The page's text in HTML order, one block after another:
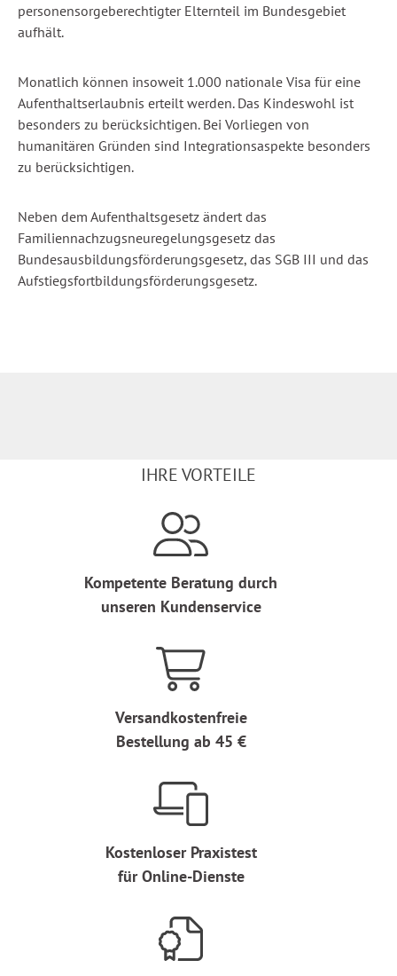
personensorgeberechtigter Elternteil im Bundesgebiet
aufhält.
Monatlich können insoweit 1.000 nationale Visa für eine
Aufenthaltserlaubnis erteilt werden. Das Kindeswohl ist
besonders zu berücksichtigen. Bei Vorliegen von
humanitären Gründen sind Integrationsaspekte besonders
zu berücksichtigen.
Neben dem Aufenthaltsgesetz ändert das
Familiennachzugsneuregelungsgesetz das
Bundesausbildungsförderungsgesetz, das SGB III und das
Aufstiegsfortbildungsförderungsgesetz.
IHRE VORTEILE
Kompetente Beratung durch
unseren Kundenservice
Versandkostenfreie
Bestellung ab 45 €
Kostenloser Praxistest
für Online-Dienste